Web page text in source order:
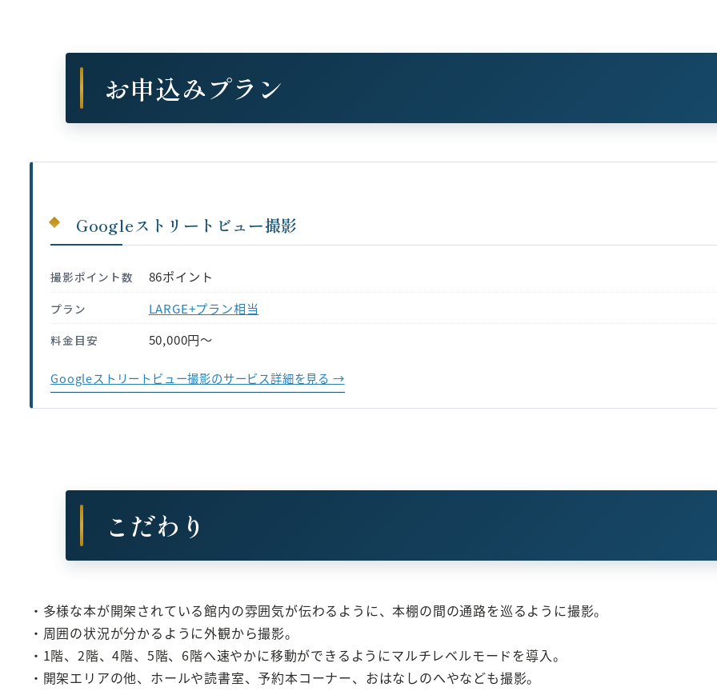
お申込みプラン
Googleストリートビュー撮影
撮影ポイント数 86ポイント
プラン LARGE+プラン相当
料金目安 50,000円〜
Googleストリートビュー撮影のサービス詳細を見る →
こだわり
・多様な本が開架されている館内の雰囲気が伝わるように、本棚の間の通路を巡るように撮影。
・周囲の状況が分かるように外観から撮影。
・1階、2階、4階、5階、6階へ速やかに移動ができるようにマルチレベルモードを導入。
・開架エリアの他、ホールや読書室、予約本コーナー、おはなしのへやなども撮影。